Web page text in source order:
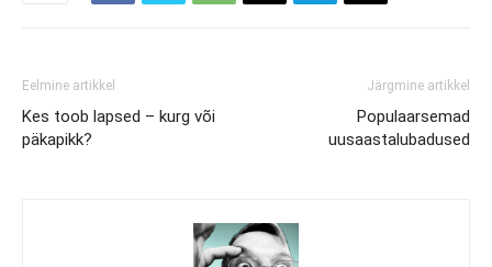
Eelmine artikkel
Kes toob lapsed – kurg või
päkapikk?
Järgmine artikkel
Populaarsemad
uusaastalubadused